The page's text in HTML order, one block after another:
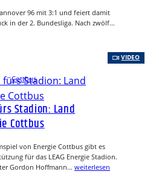
VIDEO
96 mit 3:1 und feiert damit
in der 2. Bundesliga. Nach zwölf…
Cottbus
Stadion: Land
Cottbus
von Energie Cottbus gibt es
für das LEAG Energie Stadion.
Gordon Hoffmann… weiterlesen